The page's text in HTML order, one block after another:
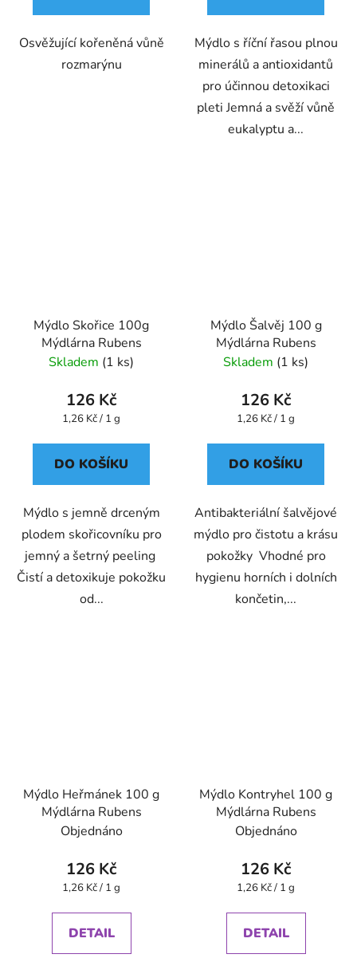
Osvěžující kořeněná vůně
rozmarýnu
Mýdlo s říční řasou plnou
minerálů a antioxidantů
pro účinnou detoxikaci
pleti Jemná a svěží vůně
eukalyptu a...
Mýdlo Skořice 100g
Mýdlárna Rubens
Skladem (1 ks)
126 Kč
Měrná
1,26 Kč / 1 g
DO KOŠÍKU
Mýdlo s jemně drceným
plodem skořicovníku pro
jemný a šetrný peeling
Čistí a detoxikuje pokožku
od...
Mýdlo Šalvěj 100 g
Mýdlárna Rubens
Skladem (1 ks)
126 Kč
Měrná
1,26 Kč / 1 g
DO KOŠÍKU
Antibakteriální šalvějové
mýdlo pro čistotu a krásu
pokožky Vhodné pro
hygienu horních i dolních
končetin,...
Mýdlo Heřmánek 100 g
Mýdlárna Rubens
Objednáno
126 Kč
Měrná
1,26 Kč / 1 g
DETAIL
Mýdlo Kontryhel 100 g
Mýdlárna Rubens
Objednáno
126 Kč
Měrná
1,26 Kč / 1 g
DETAIL